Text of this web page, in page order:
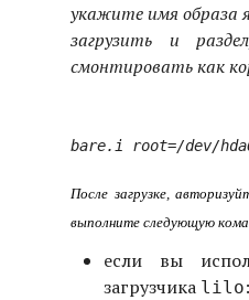
укажите имя образа
загрузить и
смонтировать как
После загрузке,
выполните следующую
если вы
загрузчика lilo: